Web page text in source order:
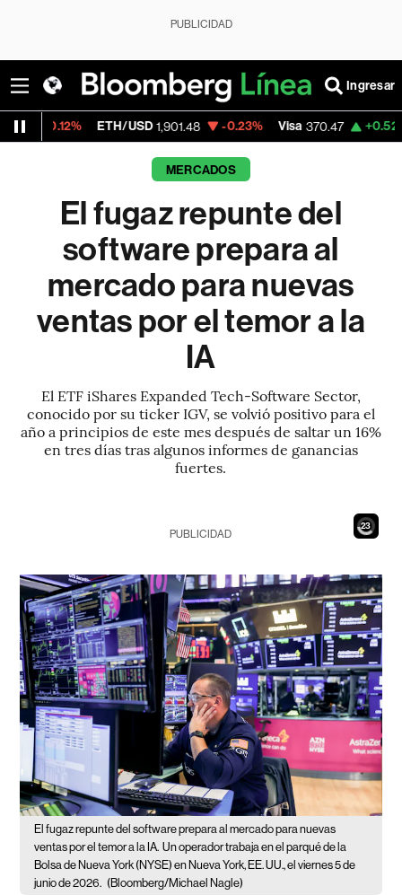
PUBLICIDAD
Ingresar
ETH/USD 1,901.48 -0.23% Visa 370.47 +0.52%
MERCADOS
El fugaz repunte del
software prepara al
mercado para nuevas
ventas por el temor a la
IA
El ETF iShares Expanded Tech-Software Sector,
conocido por su ticker IGV, se volvió positivo para el
año a principios de este mes después de saltar un 16%
en tres días tras algunos informes de ganancias
fuertes.
21
PUBLICIDAD
El fugaz repunte del software prepara al mercado para nuevas
ventas por el temor a la IA. Un operador trabaja en el parqué de la
Bolsa de Nueva York (NYSE) en Nueva York, EE. UU., el viernes 5 de
junio de 2026. (Bloomberg/Michael Nagle)